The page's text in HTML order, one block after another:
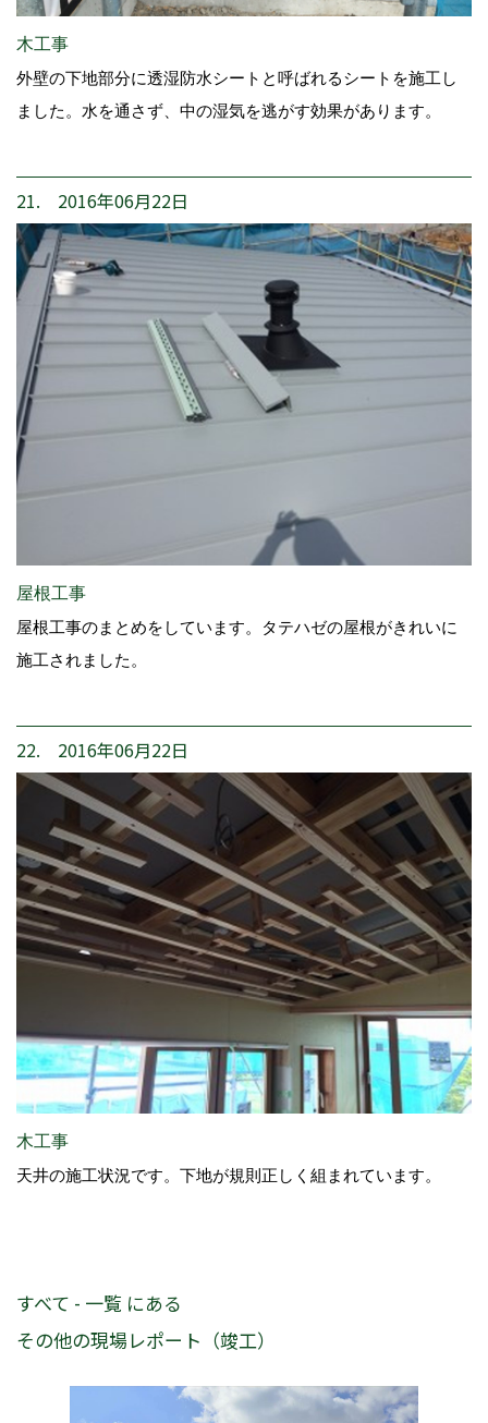
木工事
外壁の下地部分に透湿防水シートと呼ばれるシートを施工し
ました。水を通さず、中の湿気を逃がす効果があります。
21. 2016年06月22日
屋根工事
屋根工事のまとめをしています。タテハゼの屋根がきれいに
施工されました。
22. 2016年06月22日
木工事
天井の施工状況です。下地が規則正しく組まれています。
すべて - 一覧 にある
その他の現場レポート（竣工）